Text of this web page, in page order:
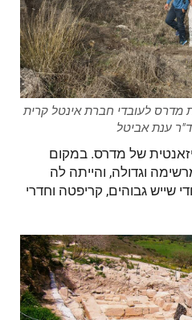
מדרס לעובדי חברת אינטל קרית
ד"ר ענת אביטל
של מדרס. במקום
וגדולה, והייתה לה
שייש גבוהים, קריפטה וחדרי